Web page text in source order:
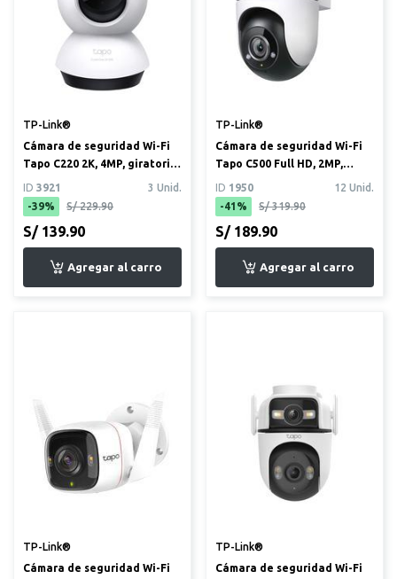
TP-Link®
Cámara de seguridad Wi-Fi
Tapo C220 2K, 4MP, giratoria
ID 3921
3 Unid.
-39%
S/ 229.90
S/ 139.90
TP-Link®
Cámara de seguridad Wi-Fi
Tapo C500 Full HD, 2MP,
ID 1950
12 Unid.
-41%
S/ 319.90
S/ 189.90
TP-Link®
Cámara de seguridad Wi-Fi
TP-Link®
Cámara de seguridad Wi-Fi